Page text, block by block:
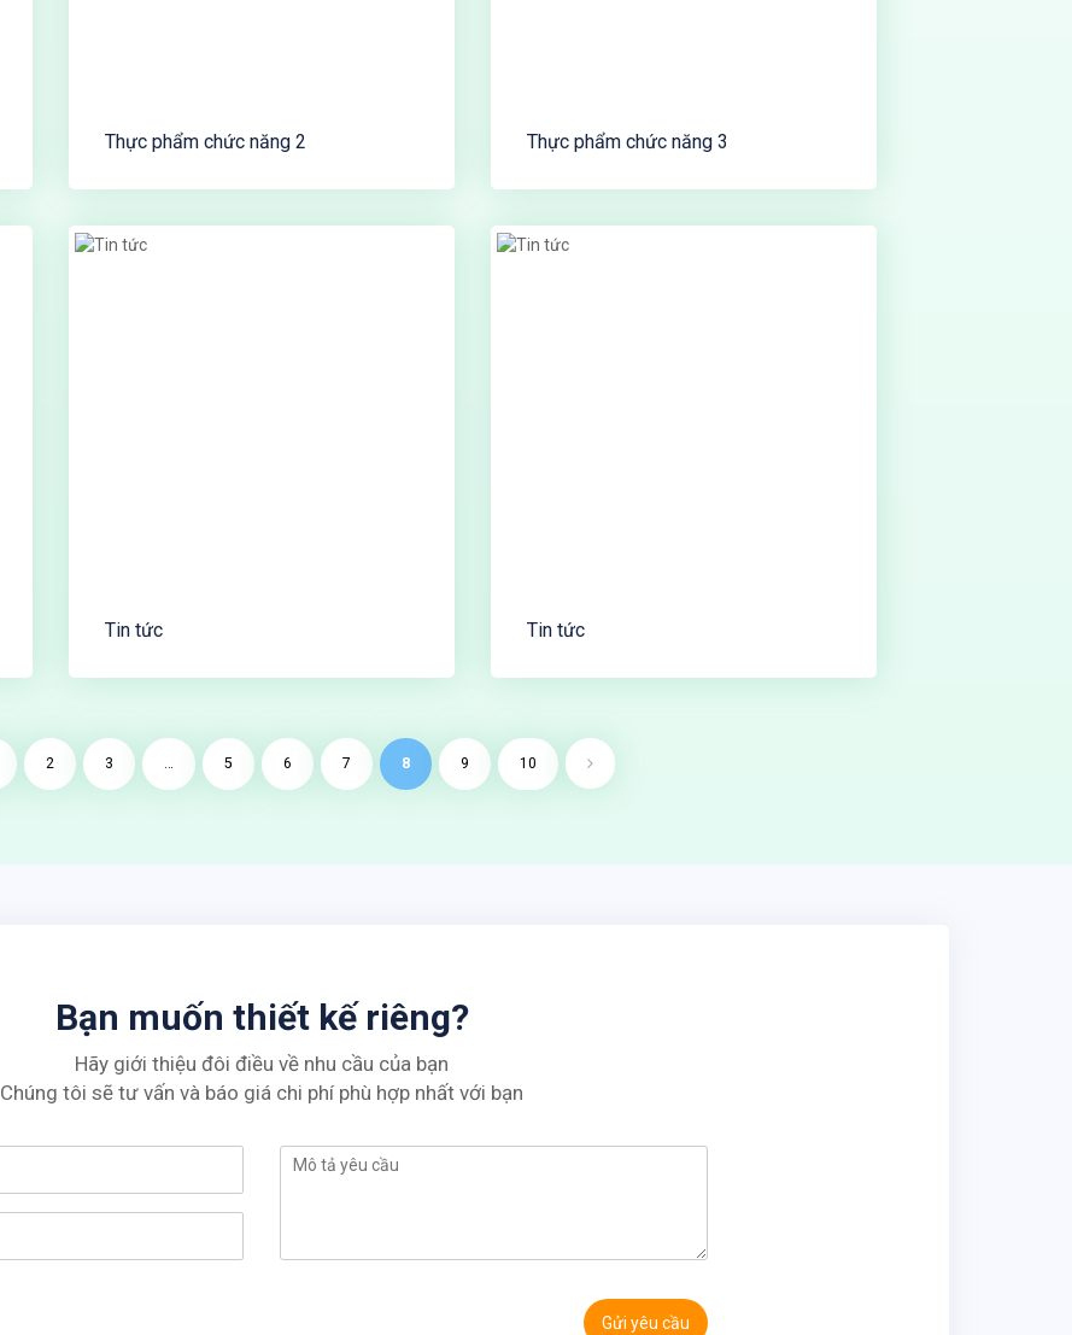
Thực phẩm chức năng 2 Thực phẩm chức năng 3
Tin tức Tin tức
2 3 … 5 6 7 8 9 10
Bạn muốn thiết kế riêng?
Hãy giới thiệu đôi điều về nhu cầu của bạn
Chúng tôi sẽ tư vấn và báo giá chi phí phù hợp nhất với bạn
Gửi yêu cầu